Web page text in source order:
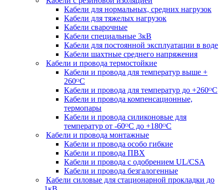
Кабели для нормальных, средних нагрузок
Кабели для тяжелых нагрузок
Кабели сварочные
Кабели специальные 3кВ
Кабели для постоянной эксплуатации в воде
Кабели шахтные среднего напряжения
Кабели и провода термостойкие
Кабели и провода для температур выше +
260ᴼС
Кабели и провода для температур до +260ᴼС
Кабели и провода компенсационные,
термопары
Кабели и провода силиконовые для
температур от -60ᴼC до +180ᴼС
Кабели и провода монтажные
Кабели и провода особо гибкие
Кабели и провода ПВХ
Кабели и провода с одобрением UL/CSA
Кабели и провода безгалогенные
Кабели силовые для стационарной прокладки до